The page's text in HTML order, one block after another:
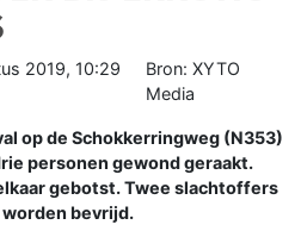
2019, 10:29
Bron: XYTO
Media
op de Schokkerringweg (N353)
personen gewond geraakt.
gebotst. Twee slachtoffers
bevrijd.